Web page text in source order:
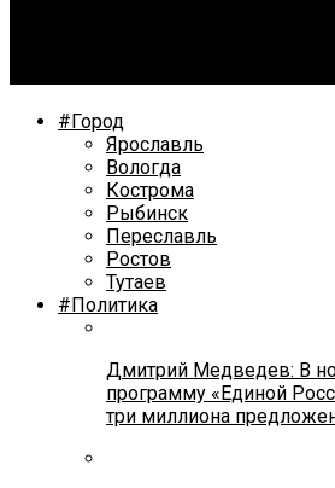
#Город
Ярославль
Вологда
Кострома
Рыбинск
Переславль
Ростов
Тутаев
#Политика
Дмитрий Медведев: В
программу «Единой
три миллиона